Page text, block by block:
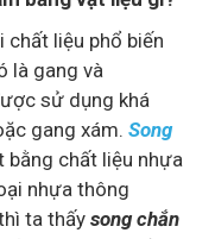
chất liệu phổ biến
là gang và
sử dụng khá
gang xám. Song
bằng chất liệu nhựa
nhựa thông
ta thấy song chắn